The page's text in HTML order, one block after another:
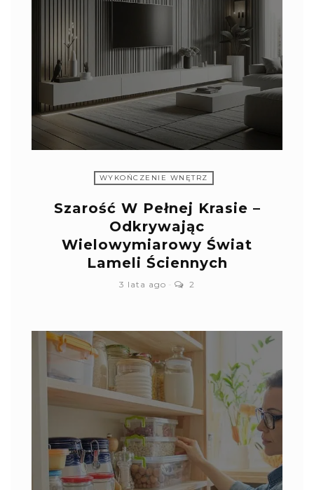
WYKOŃCZENIE WNĘTRZ
Szarość W Pełnej Krasie –
Odkrywając
Wielowymiarowy Świat
Lameli Ściennych
3 lata ago 2